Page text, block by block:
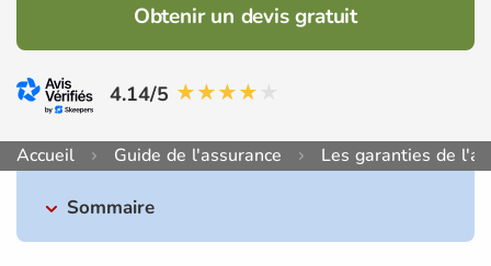
Obtenir un devis gratuit
4.14/5
Accueil Guide de l'assurance Les garanties de
Sommaire